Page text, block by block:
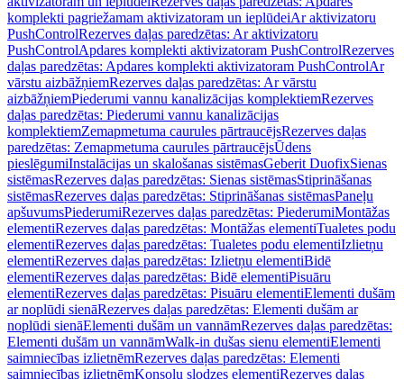
komplekti pagriežamam aktivizatoram un ieplūdeiAr aktivizatoru
PushControlRezerves daļas paredzētas: Ar aktivizatoru
PushControlApdares komplekti aktivizatoram PushControlRezerves
daļas paredzētas: Apdares komplekti aktivizatoram PushControlAr
vārstu aizbāžņiemRezerves daļas paredzētas: Ar vārstu
aizbāžņiemPiederumi vannu kanalizācijas komplektiemRezerves
daļas paredzētas: Piederumi vannu kanalizācijas
komplektiemZemapmetuma caurules pārtraucējsRezerves daļas
paredzētas: Zemapmetuma caurules pārtraucējsŪdens
pieslēgumiInstalācijas un skalošanas sistēmasGeberit DuofixSienas
sistēmasRezerves daļas paredzētas: Sienas sistēmasStiprināšanas
sistēmasRezerves daļas paredzētas: Stiprināšanas sistēmasPaneļu
apšuvumsPiederumiRezerves daļas paredzētas: PiederumiMontāžas
elementiRezerves daļas paredzētas: Montāžas elementiTualetes podu
elementiRezerves daļas paredzētas: Tualetes podu elementiIzlietņu
elementiRezerves daļas paredzētas: Izlietņu elementiBidē
elementiRezerves daļas paredzētas: Bidē elementiPisuāru
elementiRezerves daļas paredzētas: Pisuāru elementiElementi dušām
ar noplūdi sienāRezerves daļas paredzētas: Elementi dušām ar
noplūdi sienāElementi dušām un vannāmRezerves daļas paredzētas:
Elementi dušām un vannāmWalk-in dušas sienu elementiElementi
saimniecības izlietnēmRezerves daļas paredzētas: Elementi
saimniecības izlietnēmKonsoļu slodzes elementiRezerves daļas